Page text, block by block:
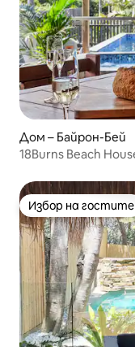
Дом – Байрон-Бей
18Burns Beach
Избор на гостите
Избор на гостите